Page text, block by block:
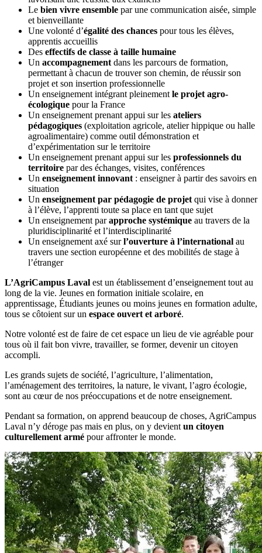
Le bien vivre ensemble par une communication aisée, simple
et bienveillante
Une volonté d’égalité des chances pour tous les élèves,
apprentis accueillis
Des effectifs de classe à taille humaine
Un accompagnement dans les parcours de formation,
permettant à chacun de trouver son chemin, de réussir son
projet et son insertion professionnelle
Un enseignement intégrant pleinement le projet agro-
écologique pour la France
Un enseignement prenant appui sur les ateliers
pédagogiques (exploitation agricole, atelier hippique ou halle
agroalimentaire) comme outil démonstration et
d’expérimentation sur le territoire
Un enseignement prenant appui sur les professionnels du
territoire par des échanges, visites, conférences
Un enseignement innovant : enseigner à partir des savoirs en
situation
Un enseignement par pédagogie de projet qui vise à donner
à l’élève, l’apprenti toute sa place en tant que sujet
Un enseignement parapproche systémique au travers de la
pluridisciplinarité et l’interdisciplinarité
Un enseignement axé surl’ouverture à l’international au
travers une section européenne et des mobilités de stage à
l’étranger
L’AgriCampus Laval est un établissement d’enseignement tout au
long de la vie. Jeunes en formation initiale scolaire, en
apprentissage, Étudiants jeunes ou moins jeunes en formation adulte,
tous se côtoient sur un espace ouvert et arboré.
Notre volonté est de faire de cet espace un lieu de vie agréable pour
tous où il fait bon vivre, travailler, se former, devenir un citoyen
accompli.
Les grands sujets de société, l’agriculture, l’alimentation,
l’aménagement des territoires, la nature, le vivant, l’agro écologie,
sont au cœur de nos préoccupations et de notre enseignement.
Pendant sa formation, on apprend beaucoup de choses, AgriCampus
Laval n’y déroge pas mais en plus, on y devient un citoyen
culturellement armé pour affronter le monde.